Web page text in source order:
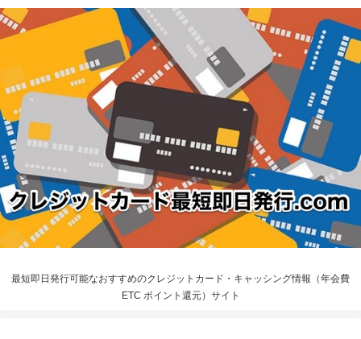
最短即日発行可能なおすすめのクレジットカード・キャッシング情報（年会費
ETC ポイント還元）サイト